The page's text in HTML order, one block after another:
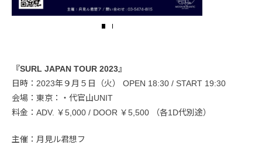
『SURL JAPAN TOUR 2023』
日時：2023年９月５日（火） OPEN 18:30 / START 19:30
会場：東京：・代官山UNIT
料金：ADV. ￥5,000 / DOOR ￥5,500 （各1D代別途）
主催：月見ル君想フ